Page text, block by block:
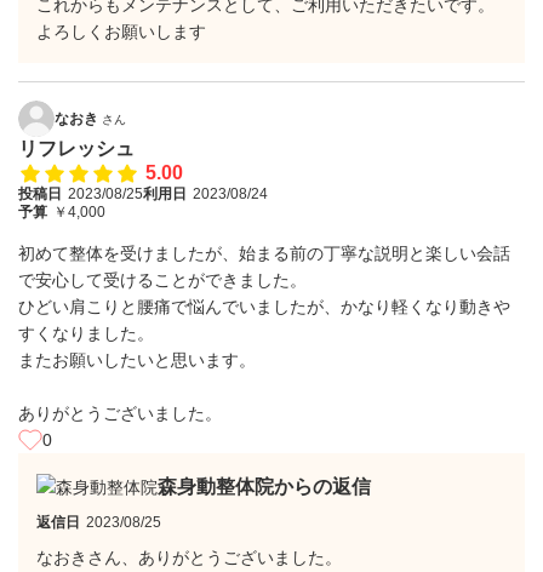
これからもメンテナンスとして、ご利用いただきたいです。
よろしくお願いします
なおき さん
リフレッシュ
5.00
投稿日 2023/08/25利用日 2023/08/24
予算 ￥4,000
初めて整体を受けましたが、始まる前の丁寧な説明と楽しい会話
で安心して受けることができました。
ひどい肩こりと腰痛で悩んでいましたが、かなり軽くなり動きや
すくなりました。
またお願いしたいと思います。
ありがとうございました。
0
森身動整体院からの返信
返信日 2023/08/25
なおきさん、ありがとうございました。